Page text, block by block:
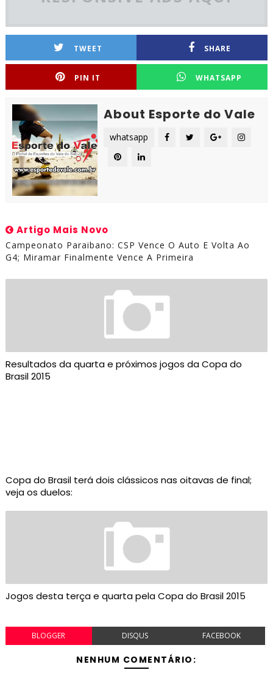
TWEET SHARE
PIN IT WHATSAPP
About Esporte do Vale
whatsapp
Artigo Mais Novo
Campeonato Paraibano: CSP Vence O Auto E Volta Ao
G4; Miramar Finalmente Vence A Primeira
Resultados da quarta e próximos jogos da Copa do
Brasil 2015
Copa do Brasil terá dois clássicos nas oitavas de final;
veja os duelos:
Jogos desta terça e quarta pela Copa do Brasil 2015
BLOGGER DISQUS FACEBOOK
NENHUM COMENTÁRIO: